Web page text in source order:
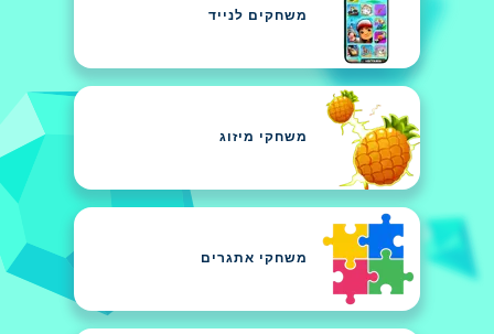
משחקים לנייד
משחקי מיזוג
משחקי אתגרים